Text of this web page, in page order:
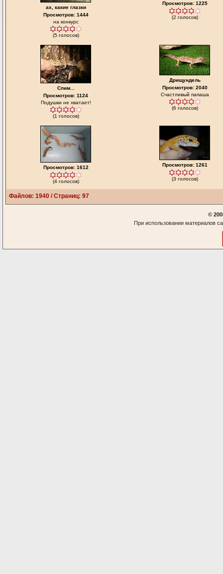
ах, какие глазки
Просмотров: 1444
на конкурс
(5 голосов)
Просмотров: 1225
(2 голосов)
Спим...
Просмотров: 1124
Подушки не хватает!
(1 голосов)
Дрищундель
Просмотров: 2040
Счастливый папаша
(6 голосов)
Просмотров: 1612
(4 голосов)
Просмотров: 1261
(3 голосов)
Файлов: 1940 / Страниц: 97
©
При использовании материалов